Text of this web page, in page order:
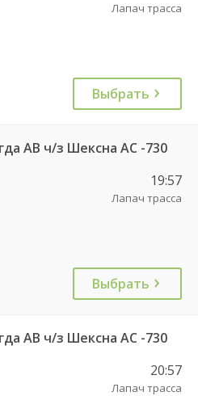
Лапач трасса
Выбрать
АВ ч/з Шексна АC -730
19:57
Лапач трасса
Выбрать
АВ ч/з Шексна АC -730
20:57
Лапач трасса